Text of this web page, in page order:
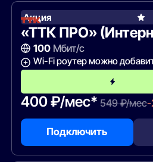
Акция
«ТТК ПРО»
100Мбит/с
Wi-Fi роутер можно
400 ₽/мес* 549 ₽/мес-
Подключить